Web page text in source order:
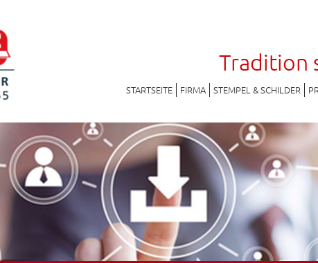
Tradition
STARTSEITE FIRMA STEMPEL & SCHILDER